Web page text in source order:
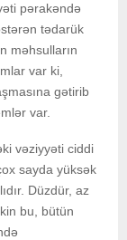
pərakəndə
tədarük
məhsulların
var ki,
gətirib
var.
vəziyyəti ciddi
sayda yüksək
Düzdür, az
bu, bütün